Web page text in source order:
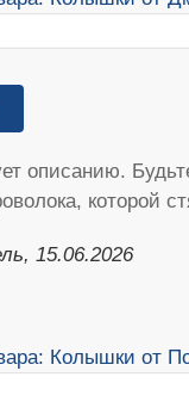
описанию.
которой
15.06.2026